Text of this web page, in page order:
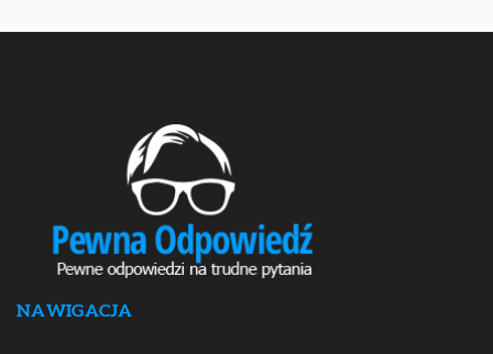
NAWIGACJA